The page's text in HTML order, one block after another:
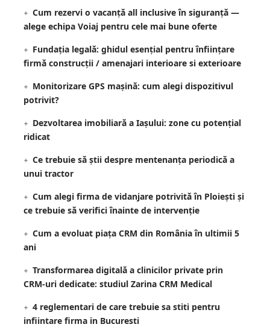
Cum rezervi o vacanță all inclusive în siguranță —
alege echipa Voiaj pentru cele mai bune oferte
Fundația legală: ghidul esențial pentru înființare
firmă construcții / amenajari interioare si exterioare
Monitorizare GPS mașină: cum alegi dispozitivul
potrivit?
Dezvoltarea imobiliară a Iașului: zone cu potențial
ridicat
Ce trebuie să știi despre mentenanța periodică a
unui tractor
Cum alegi firma de vidanjare potrivită în Ploiești și
ce trebuie să verifici înainte de intervenție
Cum a evoluat piața CRM din România în ultimii 5
ani
Transformarea digitală a clinicilor private prin
CRM-uri dedicate: studiul Zarina CRM Medical
4 reglementari de care trebuie sa stiti pentru
infiintare firma in Bucuresti